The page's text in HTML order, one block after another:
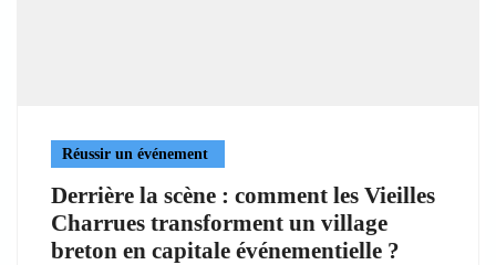
Réussir un événement
Derrière la scène : comment les Vieilles
Charrues transforment un village
breton en capitale événementielle ?